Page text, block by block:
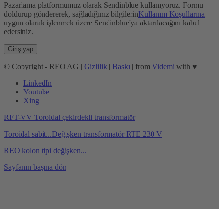
Pazarlama platformumuz olarak Sendinblue kullanıyoruz. Formu
doldurup göndererek, sağladığınız bilgilerinKullanım Koşullarına
uygun olarak işlenmek üzere Sendinblue'ya aktarılacağını kabul
edersiniz.
© Copyright - REO AG | Gizlilik | Baskı | from Videmi with ♥︎
LinkedIn
Youtube
Xing
RFT-VV Toroidal çekirdekli transformatör
Toroidal sabit...Değişken transformatör RTE 230 V
REO kolon tipi değişken...
Sayfanın başına dön